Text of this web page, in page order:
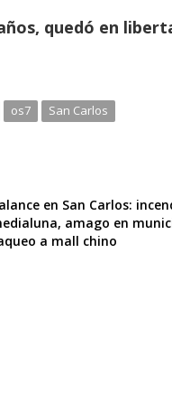
quedó en
os7 San Carlos
en San Carlos:
amago en
a mall chino